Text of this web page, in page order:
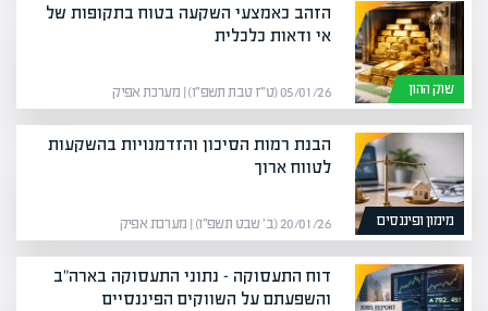
שוק ההון
הזהב כאמצעי השקעה בטוח בתקופות של
אי ודאות כלכלית
05/01/26 (ט״ז טבת תשפ״ו) | מערכת אפיק
מימון ופיננסים
הבנת רמות הסיכון והזדמנויות בהשקעות
לטווח ארוך
20/01/26 (ב׳ שבט תשפ״ו) | מערכת אפיק
דוח התעסוקה – נתוני התעסוקה בארה"ב
והשפעתם על השווקים הפיננסיים